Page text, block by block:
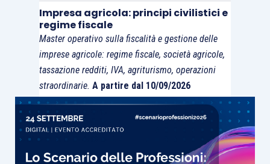
Impresa agricola: principi civilistici e
regime fiscale
Master operativo sulla fiscalità e gestione delle
imprese agricole: regime fiscale, società agricole,
tassazione redditi, IVA, agriturismo, operazioni
straordinarie. A partire dal 10/09/2026